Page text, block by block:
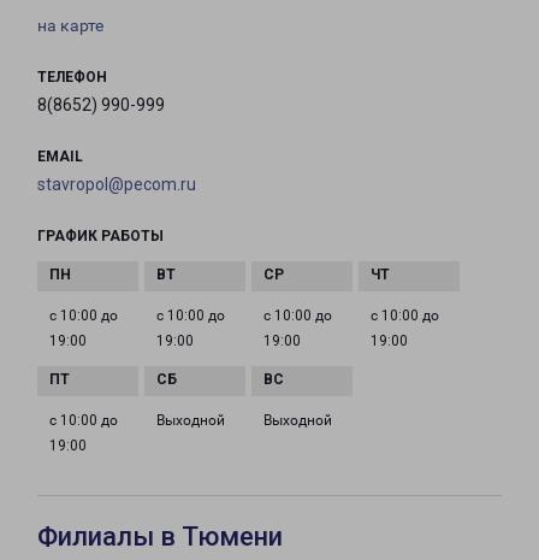
на карте
ТЕЛЕФОН
8(8652) 990-999
EMAIL
stavropol@pecom.ru
ГРАФИК РАБОТЫ
с 10:00 до
19:00
с 10:00 до
19:00
с 10:00 до
19:00
с 10:00 до
19:00
с 10:00 до
19:00
Выходной Выходной
Филиалы в Тюмени